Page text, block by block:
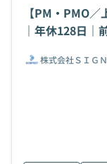
【PM・PMO
｜年休128日｜
株式会社ＳＩＧ